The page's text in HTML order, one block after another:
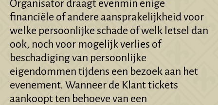
Organisator draagt evenmin enige
financiële of andere aansprakelijkheid voor
welke persoonlijke schade of welk letsel dan
ook, noch voor mogelijk verlies of
beschadiging van persoonlijke
eigendommen tijdens een bezoek aan het
evenement. Wanneer de Klant tickets
aankoopt ten behoeve van een